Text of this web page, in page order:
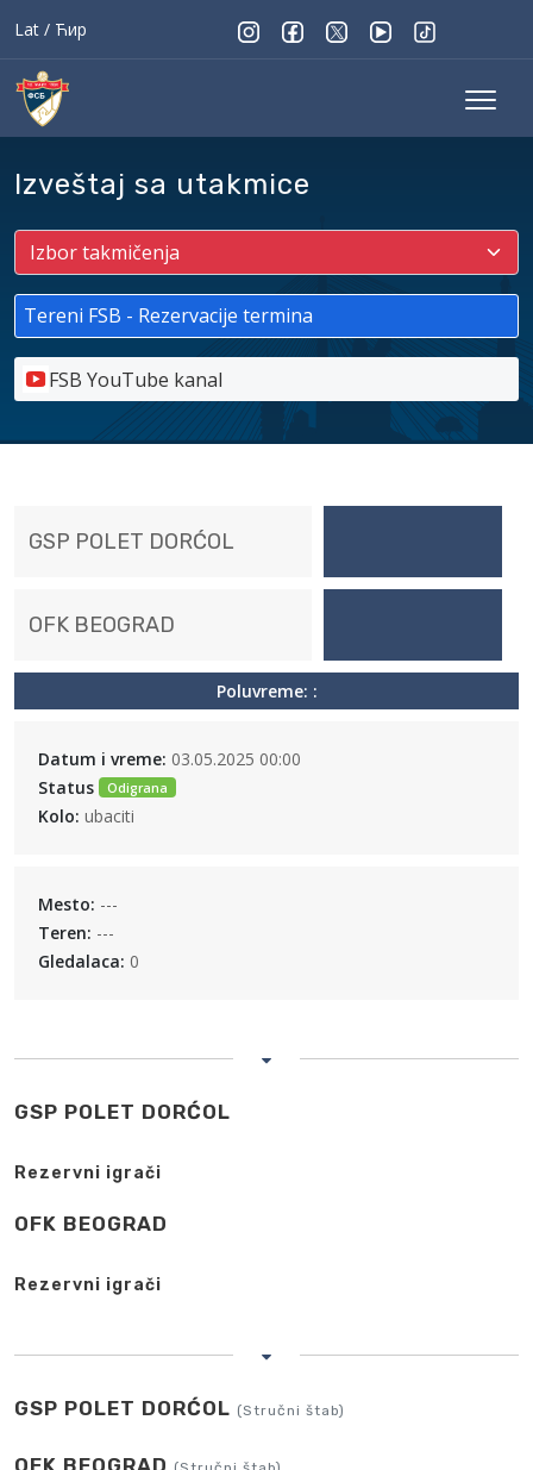
Lat / Ћир
Izveštaj sa utakmice
Tereni FSB - Rezervacije termina
FSB YouTube kanal
GSP POLET DORĆOL
OFK BEOGRAD
Poluvreme: :
Datum i vreme: 03.05.2025 00:00
Status
Odigrana
Kolo: ubaciti
Mesto: ---
Teren: ---
Gledalaca: 0
GSP POLET DORĆOL
Rezervni igrači
OFK BEOGRAD
Rezervni igrači
GSP POLET DORĆOL (Stručni štab)
OFK BEOGRAD